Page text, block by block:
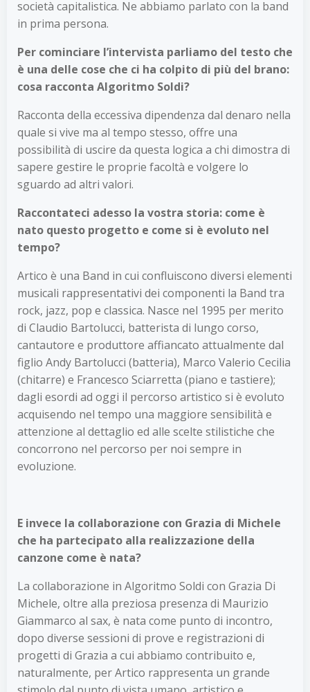
società capitalistica. Ne abbiamo parlato con la band
in prima persona.
Per cominciare l’intervista parliamo del testo che
è una delle cose che ci ha colpito di più del brano:
cosa racconta Algoritmo Soldi?
Racconta della eccessiva dipendenza dal denaro nella
quale si vive ma al tempo stesso, offre una
possibilità di uscire da questa logica a chi dimostra di
sapere gestire le proprie facoltà e volgere lo
sguardo ad altri valori.
Raccontateci adesso la vostra storia: come è
nato questo progetto e come si è evoluto nel
tempo?
Artico è una Band in cui confluiscono diversi elementi
musicali rappresentativi dei componenti la Band tra
rock, jazz, pop e classica. Nasce nel 1995 per merito
di Claudio Bartolucci, batterista di lungo corso,
cantautore e produttore affiancato attualmente dal
figlio Andy Bartolucci (batteria), Marco Valerio Cecilia
(chitarre) e Francesco Sciarretta (piano e tastiere);
dagli esordi ad oggi il percorso artistico si è evoluto
acquisendo nel tempo una maggiore sensibilità e
attenzione al dettaglio ed alle scelte stilistiche che
concorrono nel percorso per noi sempre in
evoluzione.
E invece la collaborazione con Grazia di Michele
che ha partecipato alla realizzazione della
canzone come è nata?
La collaborazione in Algoritmo Soldi con Grazia Di
Michele, oltre alla preziosa presenza di Maurizio
Giammarco al sax, è nata come punto di incontro,
dopo diverse sessioni di prove e registrazioni di
progetti di Grazia a cui abbiamo contribuito e,
naturalmente, per Artico rappresenta un grande